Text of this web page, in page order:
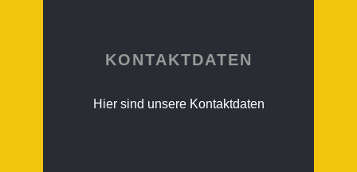
KONTAKTDATEN
Hier sind unsere Kontaktdaten